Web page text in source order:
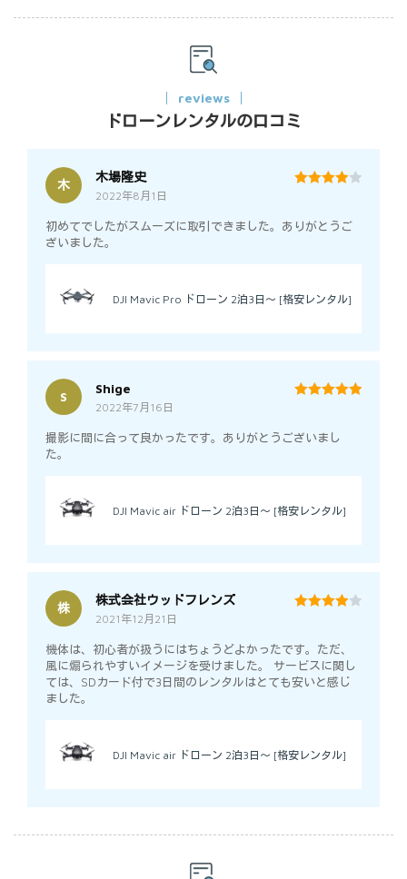
reviews
ドローンレンタルの口コミ
木
木場隆史
2022年8月1日
初めてでしたがスムーズに取引できました。ありがとうご
ざいました。
DJI Mavic Pro ドローン 2泊3日～ [格安レンタル]
S
Shige
2022年7月16日
撮影に間に合って良かったです。ありがとうございまし
た。
DJI Mavic air ドローン 2泊3日～ [格安レンタル]
株
株式会社ウッドフレンズ
2021年12月21日
機体は、初心者が扱うにはちょうどよかったです。ただ、
風に煽られやすいイメージを受けました。 サービスに関し
ては、SDカード付で3日間のレンタルはとても安いと感じ
ました。
DJI Mavic air ドローン 2泊3日～ [格安レンタル]